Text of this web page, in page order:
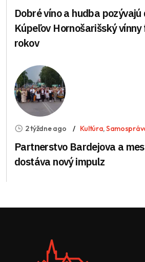
Dobré víno a hudba
Kúpeľov Hornošarišský
rokov
2 týždne ago Kultúra,
Partnerstvo Bardejova a
dostáva nový impulz